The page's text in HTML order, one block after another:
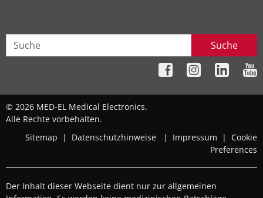
Suche
© 2026 MED-EL Medical Electronics.
Alle Rechte vorbehalten.
Sitemap
| Datenschutzhinweise | Impressum | Cookie
Preferences
Der Inhalt dieser Webseite dient nur zur allgemeinen